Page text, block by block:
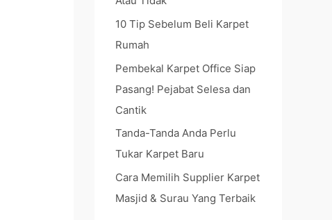
o
r
:
10 Tip Sebelum Beli Karpet
Rumah
Pembekal Karpet Office Siap
Pasang! Pejabat Selesa dan
Cantik
Tanda-Tanda Anda Perlu
Tukar Karpet Baru
Cara Memilih Supplier Karpet
Masjid & Surau Yang Terbaik